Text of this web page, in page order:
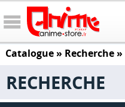
Catalogue» Recherche »
RECHERCHE